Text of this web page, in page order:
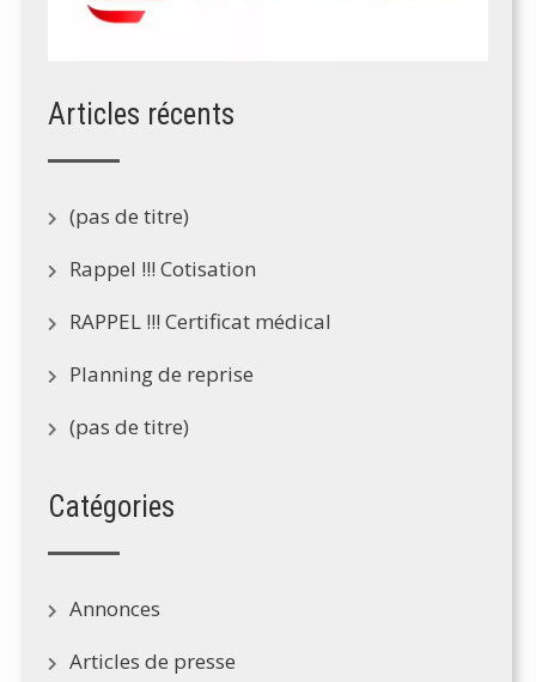
Articles récents
(pas de titre)
Rappel !!! Cotisation
RAPPEL !!! Certificat médical
Planning de reprise
(pas de titre)
Catégories
Annonces
Articles de presse